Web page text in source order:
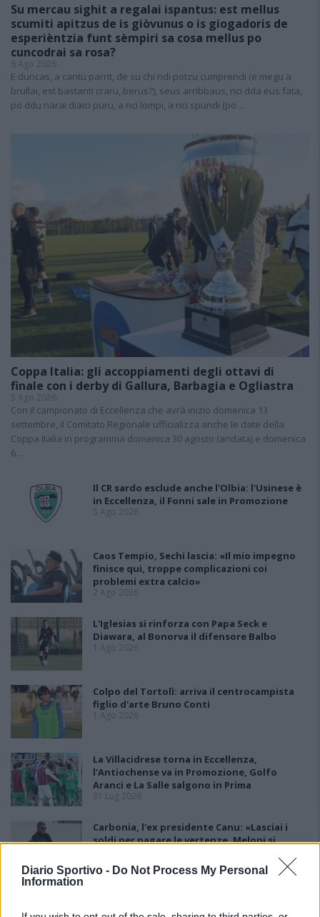
Diario Sportivo - Do Not Process My Personal
Information
Su mercau sighit a regalai ispantus: est mellus
scumiti apitzus de is giòvunus o is giogadoris de
esperièntzia funt sèmpiri sa cosa mellus po
cuncodrai sa rosa?
6 Ago 2026
E duncas, a cantu parrit, de su chi ndi potzu cumprendi (e megu a
brullai, est bastanti craru, berus?), seus arribbaus, nci dda eus fata,
po ddu narai diaici puru, a nci lompi, a nci spundi (po…
Coppa Italia: gli accoppiamenti degli ottavi di
finale con i derby di Gallura, Barbagia e Ogliastra
5 Ago 2026
Con il campionato di Eccellenza che avrà inizio domenica 13
settembre, il Comitato Regionale ufficializza anche le date della
Coppa Italia in programma domenica 30 agosto (andata) e domenica
6…
Il CR sardo esclude anche l'Olbia: l'Usinese è
in Eccellenza, il Fonni sale in Promozione
5 Ago 2026
Caos Tempio, Sechi lascia: «Il mio impegno
finisce qui, troppe complicazioni coi
problemi extra calcio»
2 Ago 2026
L'Iglesias si rinforza con Papa Seck e
Diawara, al Bonorva il difensore Balbo
1 Ago 2026
Colpo del Tortolì: arriva il centrocampista
figlio d'arte Bruno Conti
1 Ago 2026
La Villacidrese torna in Eccellenza,
l'Antiochense va in Promozione, Golfo
Aranci e La Salle salgono in Prima
31 Lug 2026
Carbonia, l'ex presidente Canu: «Lasciai i
soldi per pagare le vertenze, Meloni si
31 Lug 2026